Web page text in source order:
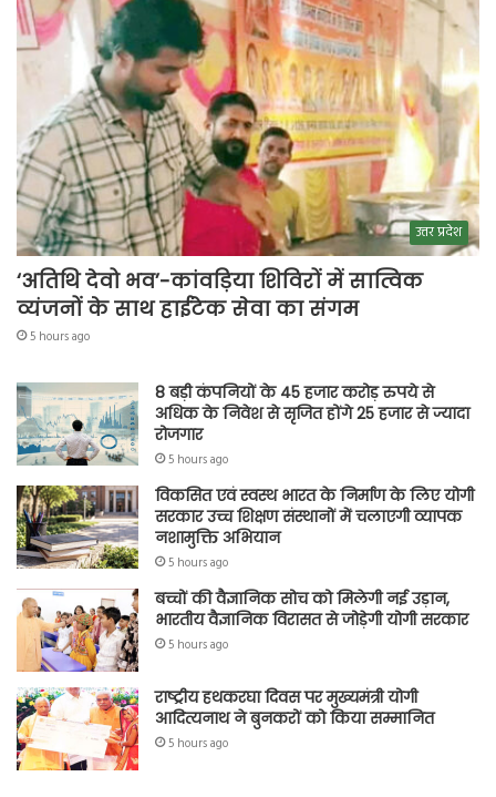
उत्तर प्रदेश
‘अतिथि देवो भव’-कांवड़िया शिविरों में सात्विक
व्यंजनों के साथ हाईटेक सेवा का संगम
5 hours ago
8 बड़ी कंपनियों के 45 हजार करोड़ रुपये से
अधिक के निवेश से सृजित होंगे 25 हजार से ज्यादा
रोजगार
5 hours ago
विकसित एवं स्वस्थ भारत के निर्माण के लिए योगी
सरकार उच्च शिक्षण संस्थानों में चलाएगी व्यापक
नशामुक्ति अभियान
5 hours ago
बच्चों की वैज्ञानिक सोच को मिलेगी नई उड़ान,
भारतीय वैज्ञानिक विरासत से जोड़ेगी योगी सरकार
5 hours ago
राष्ट्रीय हथकरघा दिवस पर मुख्यमंत्री योगी
आदित्यनाथ ने बुनकरों को किया सम्मानित
5 hours ago